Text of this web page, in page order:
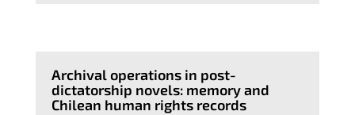
Archival operations in post-
dictatorship novels: memory and
Chilean human rights records